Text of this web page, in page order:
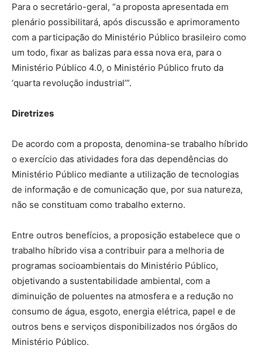
Para o secretário-geral, “a proposta apresentada em
plenário possibilitará, após discussão e aprimoramento
com a participação do Ministério Público brasileiro como
um todo, fixar as balizas para essa nova era, para o
Ministério Público 4.0, o Ministério Público fruto da
‘quarta revolução industrial’”.
Diretrizes
De acordo com a proposta, denomina-se trabalho híbrido
o exercício das atividades fora das dependências do
Ministério Público mediante a utilização de tecnologias
de informação e de comunicação que, por sua natureza,
não se constituam como trabalho externo.
Entre outros benefícios, a proposição estabelece que o
trabalho híbrido visa a contribuir para a melhoria de
programas socioambientais do Ministério Público,
objetivando a sustentabilidade ambiental, com a
diminuição de poluentes na atmosfera e a redução no
consumo de água, esgoto, energia elétrica, papel e de
outros bens e serviços disponibilizados nos órgãos do
Ministério Público.